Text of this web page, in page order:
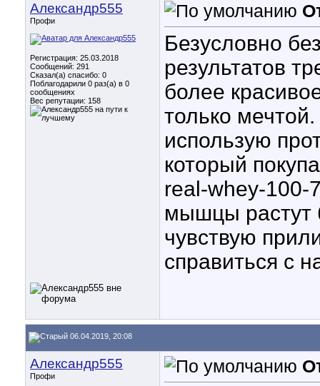
Александр555
Профи
Регистрация: 25.03.2018
Сообщений: 291
Сказал(а) спасибо: 0
Поблагодарили 0 раз(а) в 0
сообщениях
Вес репутации: 158
Безусловно
результатов
более
только
использую
который
real-whey-100-
мышцы растут
чувствую
справиться с
06.04.2019, 20:08
Александр555
Профи